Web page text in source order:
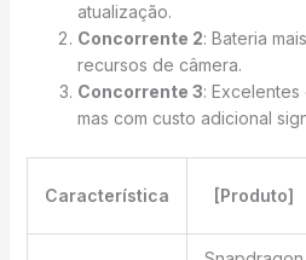
atualização.
Concorrente 2: Bateria
recursos de câmera.
Concorrente 3:
mas com custo adicional
Característica [Produto]